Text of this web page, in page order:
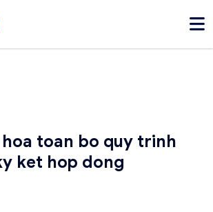
toan bo quy trinh
ket hop dong